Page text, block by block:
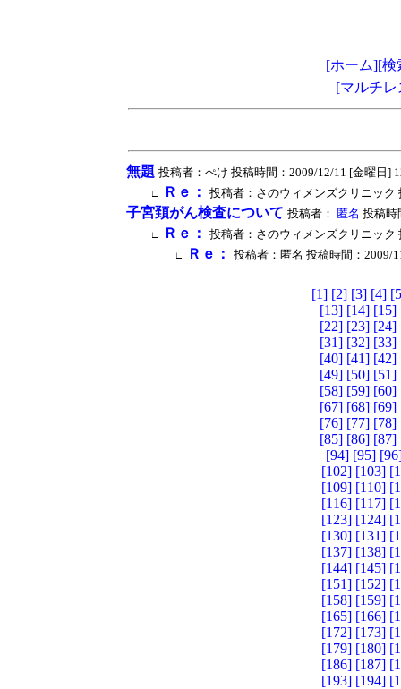
[ホーム][検
[マルチ
無題 投稿者：ぺけ 投稿時間：2009/12/11 [金曜日]
∟ Ｒｅ： 投稿者：さのウィメンズクリニック
子宮頚がん検査について 投稿者： 匿名 投稿時
∟ Ｒｅ： 投稿者：さのウィメンズクリニック
∟ Ｒｅ： 投稿者：匿名 投稿時間：2009/
[1] [2] [3] [4]
[13] [14] [15]
[22] [23] [24]
[31] [32] [33]
[40] [41] [42]
[49] [50] [51]
[58] [59] [60]
[67] [68] [69]
[76] [77] [78]
[85] [86] [87]
[94] [95]
[102] [103]
[109] [110]
[116] [117]
[123] [124]
[130] [131]
[137] [138]
[144] [145]
[151] [152]
[158] [159]
[165] [166]
[172] [173]
[179] [180]
[186] [187]
[193] [194]